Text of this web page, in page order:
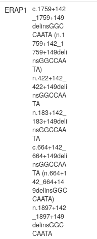
ERAP1
c.1759+142
_1759+149
delinsGGC
CAATA (n.1
759+142_1
759+149deli
nsGGCCAA
TA)
n.422+142_
422+149deli
nsGGCCAA
TA
n.183+142_
183+149deli
nsGGCCAA
TA
c.664+142_
664+149deli
nsGGCCAA
TA (n.664+1
42_664+14
9delinsGGC
CAATA)
n.1897+142
_1897+149
delinsGGC
CAATA